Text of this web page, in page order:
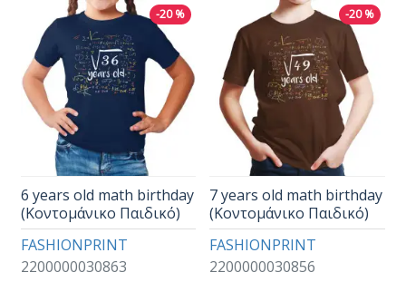
-20 %
FASHIONPRINT
2200000030863
6 years old math birthday
(Κοντομάνικο Παιδικό)
-20 %
FASHIONPRINT
2200000030856
7 years old math birthday
(Κοντομάνικο Παιδικό)